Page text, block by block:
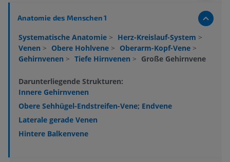
Anatomie des Menschen 1
Systematische Anatomie > Herz-Kreislauf-System >
Venen > Obere Hohlvene > Oberarm-Kopf-Vene >
Gehirnvenen > Tiefe Hirnvenen > Große Gehirnvene
Darunterliegende Strukturen:
Innere Gehirnvenen
Obere Sehhügel-Endstreifen-Vene; Endvene
Laterale gerade Venen
Hintere Balkenvene